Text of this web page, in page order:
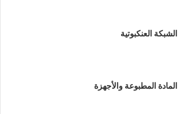
الشبكة العنكبوتية
المادة المطبوعة والأجهزة